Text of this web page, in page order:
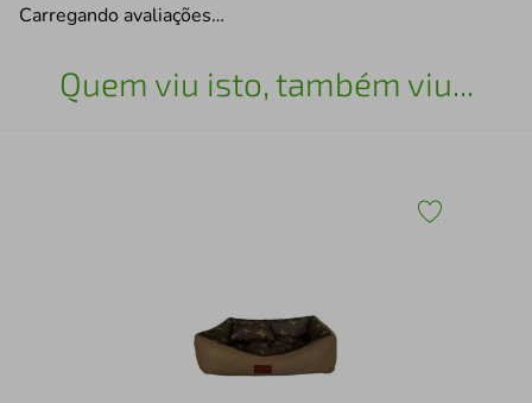
Carregando avaliações…
Quem viu isto, também viu...